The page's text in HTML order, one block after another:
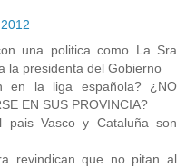
una politica como La Sra
la presidenta del Gobierno
en la liga española? ¿NO
EN SUS PROVINCIA?
pais Vasco y Cataluña son
revindican que no pitan al